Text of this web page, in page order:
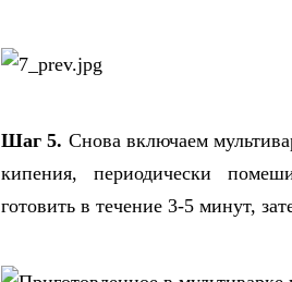
Шаг 5. Снова включаем
кипения, периодически
готовить в течение 3-5 минут,